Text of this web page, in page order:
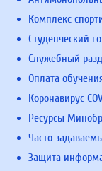
Комплекс
Студенческий
Служебный
Оплата
Коронавирус
Ресурсы
Часто
Защита